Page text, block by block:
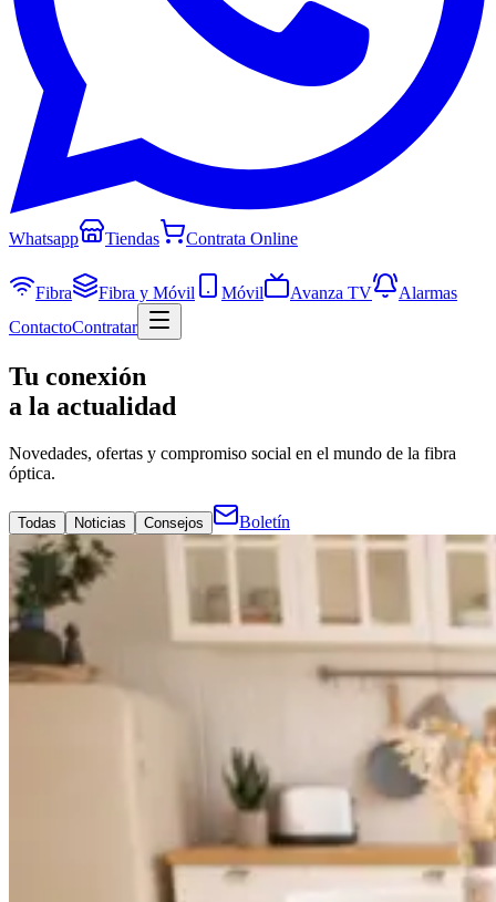
Whatsapp Tiendas Contrata Online
Fibra Fibra y Móvil Móvil Avanza TV
Alarmas
ContactoContratar
Tu conexión
a la actualidad
Novedades, ofertas y compromiso social en el mundo de la fibra
óptica.
Todas Noticias Consejos Boletín